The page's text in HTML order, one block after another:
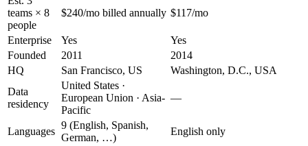
teams × 8
people
$240/mo billed annually $117/mo
Enterprise Yes
Yes
Founded
2011
2014
HQ
San Francisco, US
Washington, D.C., USA
Data
residency
United States ·
European Union · Asia-
Pacific
—
Languages
9 (English, Spanish,
German, …)
English only